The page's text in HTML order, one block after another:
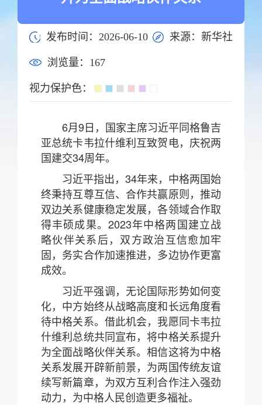
发布时间：2026-06-10 来源：新华社
浏览量： 167
视力保护色：
6月9日，国家主席习近平同格鲁吉
亚总统卡韦拉什维利互致贺电，庆祝两
国建交34周年。
习近平指出，34年来，中格两国始
终秉持互尊互信、合作共赢原则，推动
双边关系健康稳定发展，各领域合作取
得丰硕成果。2023年中格两国建立战
略伙伴关系后，双方政治互信愈加牢
固，务实合作加速推进，多边协作更富
成效。
习近平强调，无论国际形势如何变
化，中方始终从战略高度和长远角度看
待中格关系。借此机会，我愿同卡韦拉
什维利总统共同宣布，将中格关系提升
为全面战略伙伴关系。相信这将为中格
关系发展开辟新前景，为两国传统友谊
续写新篇章，为双方互利合作注入强劲
动力，为中格人民创造更多福祉。